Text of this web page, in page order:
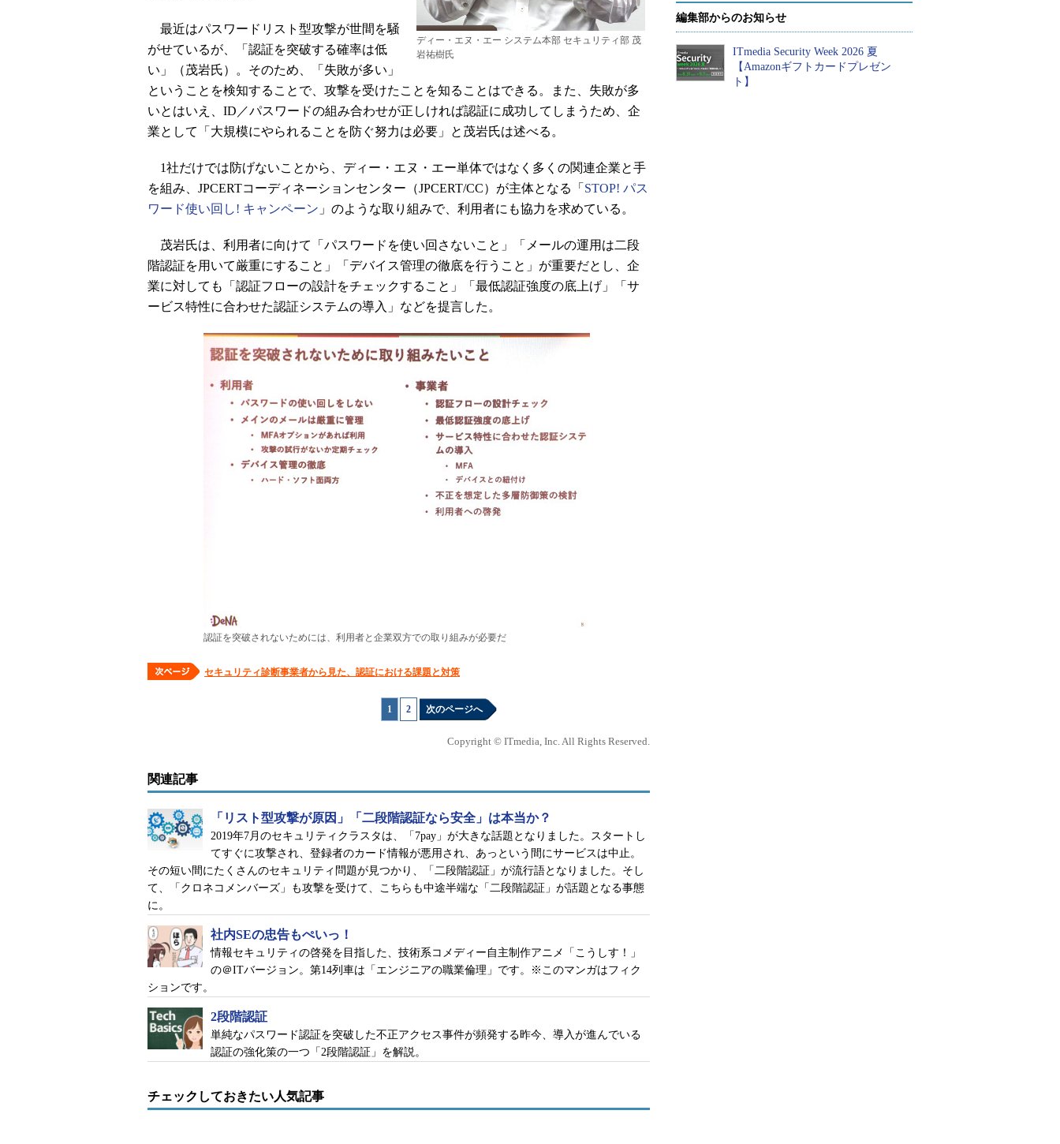
ディー・エヌ・エー システム本部 セキュリティ部 茂
岩祐樹氏
最近はパスワードリスト型攻撃が世間を騒
がせているが、「認証を突破する確率は低
い」（茂岩氏）。そのため、「失敗が多い」
ということを検知することで、攻撃を受けたことを知ることはできる。また、失敗が多
いとはいえ、ID／パスワードの組み合わせが正しければ認証に成功してしまうため、企
業として「大規模にやられることを防ぐ努力は必要」と茂岩氏は述べる。
1社だけでは防げないことから、ディー・エヌ・エー単体ではなく多くの関連企業と手
を組み、JPCERTコーディネーションセンター（JPCERT/CC）が主体となる「 STOP! パス
ワード使い回し! キャンペーン 」のような取り組みで、利用者にも協力を求めている。
茂岩氏は、利用者に向けて「パスワードを使い回さないこと」「メールの運用は二段
階認証を用いて厳重にすること」「デバイス管理の徹底を行うこと」が重要だとし、企
業に対しても「認証フローの設計をチェックすること」「最低認証強度の底上げ」「サ
ービス特性に合わせた認証システムの導入」などを提言した。
認証を突破されないためには、利用者と企業双方での取り組みが必要だ
セキュリティ診断事業者から見た、認証における課題と対策
1 2 次のページへ
Copyright © ITmedia, Inc. All Rights Reserved.
関連記事
「リスト型攻撃が原因」「二段階認証なら安全」は本当か？
2019年7月のセキュリティクラスタは、「7pay」が大きな話題となりました。スタートし
てすぐに攻撃され、登録者のカード情報が悪用され、あっという間にサービスは中止。
その短い間にたくさんのセキュリティ問題が見つかり、「二段階認証」が流行語となりました。そし
て、「クロネコメンバーズ」も攻撃を受けて、こちらも中途半端な「二段階認証」が話題となる事態
に。
社内SEの忠告もぺいっ！
情報セキュリティの啓発を目指した、技術系コメディー自主制作アニメ「こうしす！」
の＠ITバージョン。第14列車は「エンジニアの職業倫理」です。※このマンガはフィク
ションです。
2段階認証
単純なパスワード認証を突破した不正アクセス事件が頻発する昨今、導入が進んでいる
認証の強化策の一つ「2段階認証」を解説。
チェックしておきたい人気記事
編集部からのお知らせ
ITmedia Security Week 2026 夏
【Amazonギフトカードプレゼン
ト】